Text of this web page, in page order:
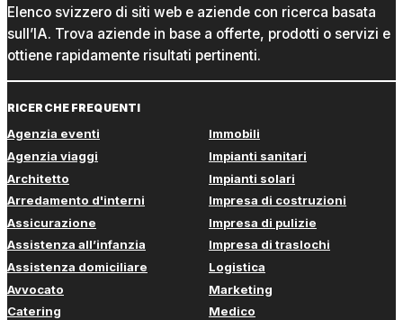
Elenco svizzero di siti web e aziende con ricerca basata
sull’IA. Trova aziende in base a offerte, prodotti o servizi e
ottiene rapidamente risultati pertinenti.
RICERCHE FREQUENTI
Agenzia eventi
Agenzia viaggi
Architetto
Arredamento d'interni
Assicurazione
Assistenza all’infanzia
Assistenza domiciliare
Avvocato
Catering
Immobili
Impianti sanitari
Impianti solari
Impresa di costruzioni
Impresa di pulizie
Impresa di traslochi
Logistica
Marketing
Medico